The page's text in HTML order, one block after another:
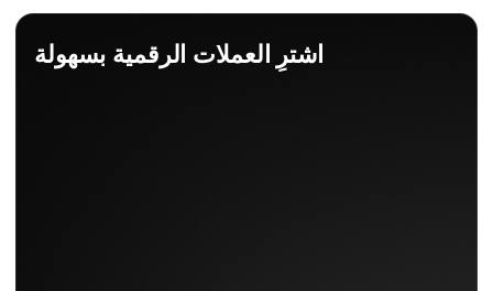
اشترِ العملات الرقمية بسهولة